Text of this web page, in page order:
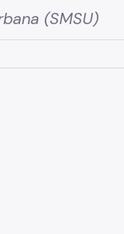
(SMSU)